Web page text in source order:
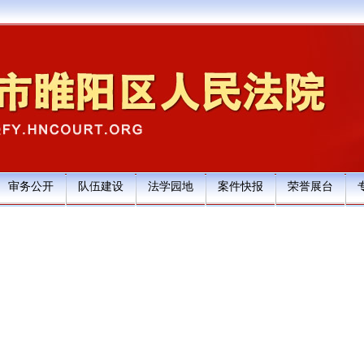
审务公开 队伍建设 法学园地 案件快报 荣誉展台